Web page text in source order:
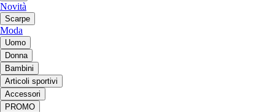
Novità
Scarpe
Moda
Uomo
Donna
Bambini
Articoli sportivi
Accessori
PROMO